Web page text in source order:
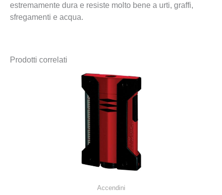
estremamente dura e resiste molto bene a urti, graffi,
sfregamenti e acqua.
Prodotti correlati
Accendini